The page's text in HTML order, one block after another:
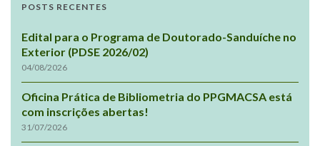
POSTS RECENTES
Edital para o Programa de Doutorado-Sanduíche no
Exterior (PDSE 2026/02)
04/08/2026
Oficina Prática de Bibliometria do PPGMACSA está
com inscrições abertas!
31/07/2026